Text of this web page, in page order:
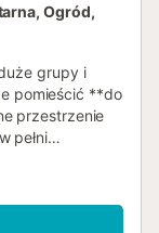
Ogród,
grupy i
pomieścić **do
przestrzenie
pełni
Na
się w